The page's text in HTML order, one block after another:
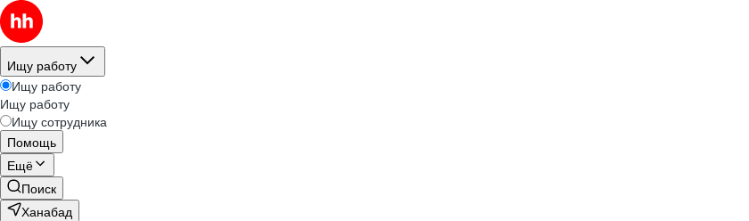
Ищу работу
Ищу работу
Ищу работу
Ищу сотрудника
Помощь
Ещё
Поиск
Ханабад